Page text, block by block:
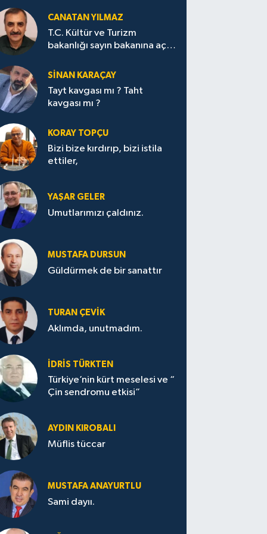
CANATAN YILMAZ
T.C. Kültür ve Turizm
bakanlığı sayın bakanına açık
SİNAN KARAÇAY
Tayt kavgası mı ? Taht
kavgası mı ?
KORAY TOPÇU
Bizi bize kırdırıp, bizi istila
ettiler,
YAŞAR GELER
Umutlarımızı çaldınız.
MUSTAFA DURSUN
Güldürmek de bir sanattır
TURAN ÇEVİK
Aklımda, unutmadım.
İDRİS TÜRKTEN
Türkiye’nin kürt meselesi ve “
Çin sendromu etkisi”
AYDIN KIROBALI
Müflis tüccar
MUSTAFA ANAYURTLU
Sami dayıı.